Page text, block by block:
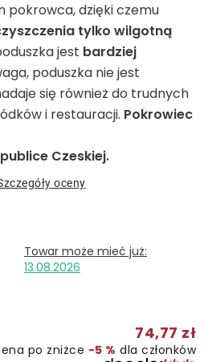
klubu
pokrowca, dzięki czemu
tylko wilgotną
jest bardziej
poduszka nie jest
się również do trudnych
i restauracji. Pokrowiec
Czeskiej.
oceny
13.08.2026
74,77 zł
po zniżce −5 % dla członków